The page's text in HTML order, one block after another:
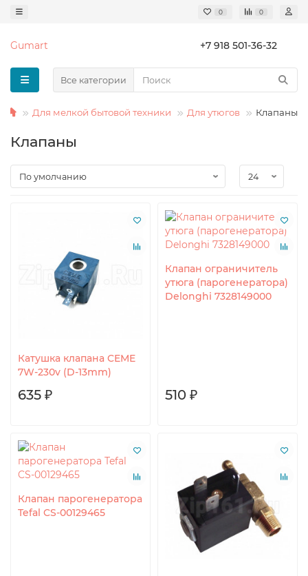
0 0
Gumart +7 918 501-36-32
Все категории
Для мелкой бытовой техники Для утюгов Клапаны
Клапаны
Катушка клапана CEME
7W-230v (D-13mm)
635 ₽
Клапан ограничитель
утюга (парогенератора)
Delonghi 7328149000
510 ₽
Клапан парогенератора
Tefal CS-00129465